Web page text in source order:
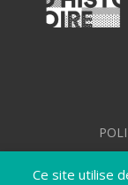
Ce site utilise